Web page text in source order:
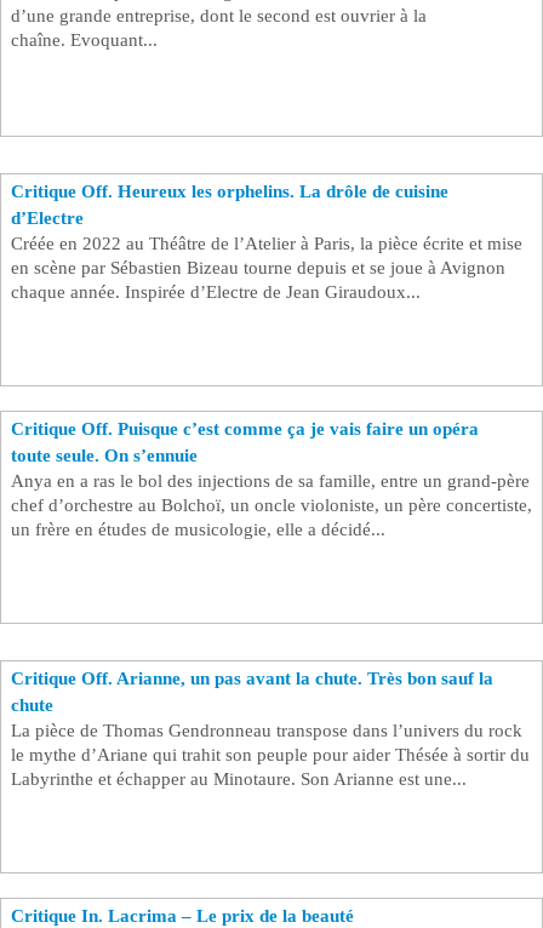
d’une grande entreprise, dont le second est ouvrier à la
chaîne. Evoquant...
Critique Off. Heureux les orphelins. La drôle de cuisine
d’Electre
Créée en 2022 au Théâtre de l’Atelier à Paris, la pièce écrite et mise
en scène par Sébastien Bizeau tourne depuis et se joue à Avignon
chaque année. Inspirée d’Electre de Jean Giraudoux...
Critique Off. Puisque c’est comme ça je vais faire un opéra
toute seule. On s’ennuie
Anya en a ras le bol des injections de sa famille, entre un grand-père
chef d’orchestre au Bolchoï, un oncle violoniste, un père concertiste,
un frère en études de musicologie, elle a décidé...
Critique Off. Arianne, un pas avant la chute. Très bon sauf la
chute
La pièce de Thomas Gendronneau transpose dans l’univers du rock
le mythe d’Ariane qui trahit son peuple pour aider Thésée à sortir du
Labyrinthe et échapper au Minotaure. Son Arianne est une...
Critique In. Lacrima – Le prix de la beauté